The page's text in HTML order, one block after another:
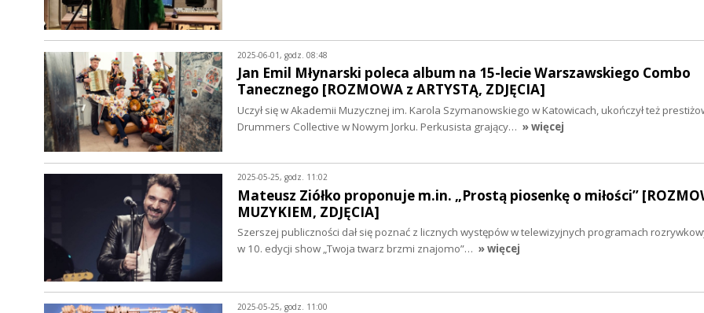
2025-06-01, godz. 08:48
Jan Emil Młynarski poleca album na 15-lecie Warszawskiego Combo
Tanecznego [ROZMOWA z ARTYSTĄ, ZDJĘCIA]
Uczył się w Akademii Muzycznej im. Karola Szymanowskiego w Katowicach, ukończył też
Drummers Collective w Nowym Jorku. Perkusista grający… » więcej
2025-05-25, godz. 11:02
Mateusz Ziółko proponuje m.in. „Prostą piosenkę o miłości”
MUZYKIEM, ZDJĘCIA]
Szerszej publiczności dał się poznać z licznych występów w telewizyjnych programach
w 10. edycji show „Twoja twarz brzmi znajomo”… » więcej
2025-05-25, godz. 11:00